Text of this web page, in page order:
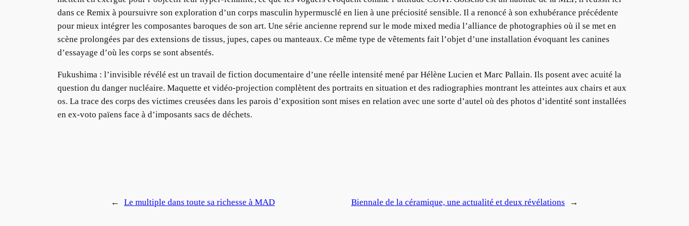
dans ce Remix à poursuivre son exploration d’un corps masculin hypermusclé en lien à une préciosité sensible. Il a renoncé à son exhubérance précédente
pour mieux intégrer les composantes baroques de son art. Une série ancienne reprend sur le mode mixed media l’alliance de photographies où il se met en
scène prolongées par des extensions de tissus, jupes, capes ou manteaux. Ce même type de vêtements fait l’objet d’une installation évoquant les canines
d’essayage d’où les corps se sont absentés.
Fukushima : l’invisible révélé est un travail de fiction documentaire d’une réelle intensité mené par Hélène Lucien et Marc Pallain. Ils posent avec acuité la
question du danger nucléaire. Maquette et vidéo-projection complètent des portraits en situation et des radiographies montrant les atteintes aux chairs et aux
os. La trace des corps des victimes creusées dans les parois d’exposition sont mises en relation avec une sorte d’autel où des photos d’identité sont installées
en ex-voto païens face à d’imposants sacs de déchets.
← Le multiple dans toute sa richesse à MAD Biennale de la céramique, une actualité et deux révélations →